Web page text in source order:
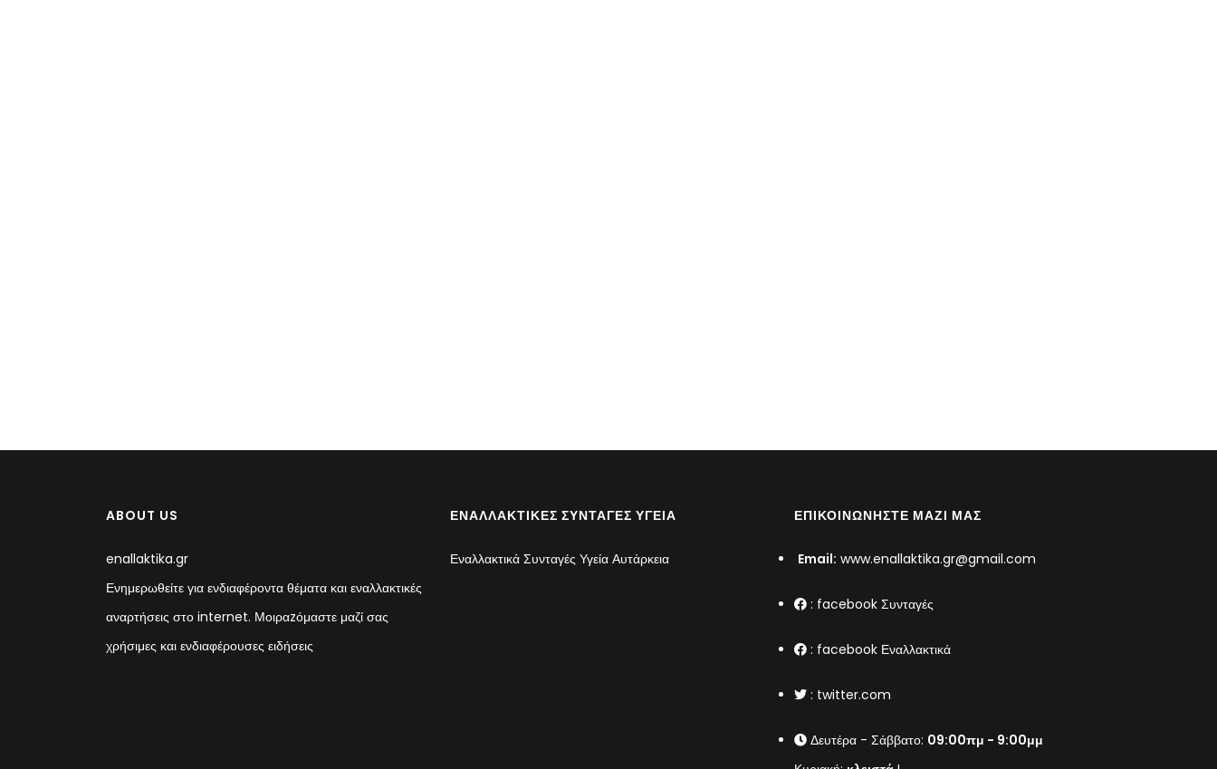
ABOUT US
enallaktika.gr
Ενημερωθείτε για ενδιαφέροντα θέματα και εναλλακτικές
αναρτήσεις στο internet. Μοιραzόμαστε μαζί σας
χρήσιμες και ενδιαφέρουσες ειδήσεις
ΕΝΑΛΛΑΚΤΙΚΈΣ ΣΥΝΤΑΓΈΣ ΥΓΕΊΑ
Εναλλακτικά Συνταγές Υγεία Αυτάρκεια
ΕΠΙΚΟΙΝΩΝΉΣΤΕ ΜΑΖΊ ΜΑΣ
Email: www.enallaktika.gr@gmail.com
: facebook Συνταγές
: facebook Εναλλακτικά
: twitter.com
Δευτέρα - Σάββατο: 09:00πμ - 9:00μμ